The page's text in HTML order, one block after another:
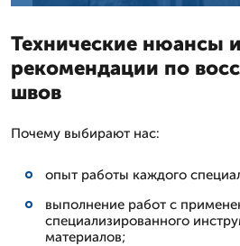
Технические нюансы и
рекомендации по
швов
Почему выбирают нас:
опыт работы каждого
выполнение работ с
специализированного
материалов;